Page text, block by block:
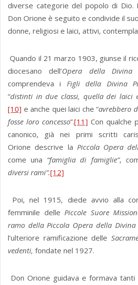
diverse categorie del popolo di Dio.
Don Orione è seguito e condivide il
donne, religiosi e laici, attivi,
Quando il 21 marzo 1903, giunse il
diocesano dell’Opera della Divina
comprendeva i Figli della Divina
“distinti in due classi, quella dei laici
[10] e anche quei laici che “avrebbero
fosse loro concesso”.[11] Con qualche
canonico, già nei primi scritti
Orione descrive la Piccola Opera
come una “famiglia di famiglie”,
diversi rami”.[12]
Poi, nel 1915, diede avvio alla
femminile dellePiccole Suore
ramo della Piccola Opera della Divina
l’ulteriore ramificazione delle
vedenti, fondate nel 1927.
Don Orione guidava e formava tanti